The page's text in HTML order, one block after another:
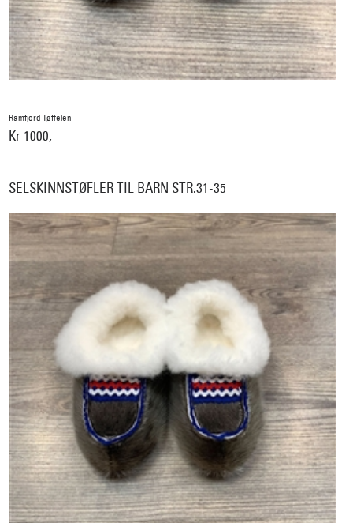
Ramfjord Tøffelen
Kr 1000,-
SELSKINNSTØFLER TIL BARN STR.31-35